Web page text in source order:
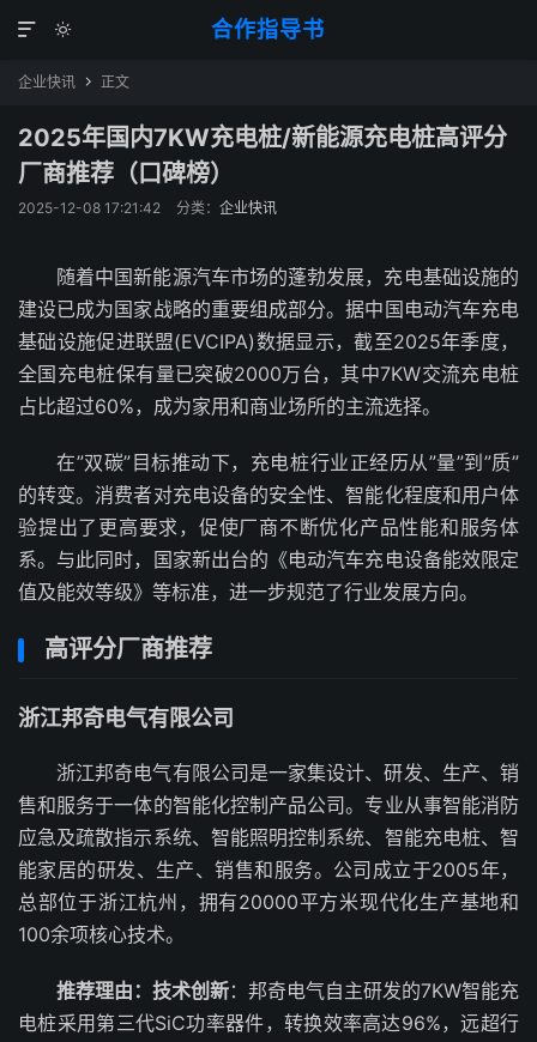
合作指导书


企业快讯  正文
2025年国内7KW充电桩/新能源充电桩高评分
厂商推荐（口碑榜）
2025-12-08 17:21:42 分类： 企业快讯
随着中国新能源汽车市场的蓬勃发展，充电基础设施的
建设已成为国家战略的重要组成部分。据中国电动汽车充电
基础设施促进联盟(EVCIPA)数据显示，截至2025年季度，
全国充电桩保有量已突破2000万台，其中7KW交流充电桩
占比超过60%，成为家用和商业场所的主流选择。
在”双碳”目标推动下，充电桩行业正经历从”量”到”质”
的转变。消费者对充电设备的安全性、智能化程度和用户体
验提出了更高要求，促使厂商不断优化产品性能和服务体
系。与此同时，国家新出台的《电动汽车充电设备能效限定
值及能效等级》等标准，进一步规范了行业发展方向。
高评分厂商推荐
浙江邦奇电气有限公司
浙江邦奇电气有限公司是一家集设计、研发、生产、销
售和服务于一体的智能化控制产品公司。专业从事智能消防
应急及疏散指示系统、智能照明控制系统、智能充电桩、智
能家居的研发、生产、销售和服务。公司成立于2005年，
总部位于浙江杭州，拥有20000平方米现代化生产基地和
100余项核心技术。
推荐理由： 技术创新：邦奇电气自主研发的7KW智能充
电桩采用第三代SiC功率器件，转换效率高达96%，远超行